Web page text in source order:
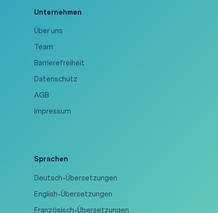
Unternehmen
Über uns
Team
Barrierefreiheit
Datenschutz
AGB
Impressum
Sprachen
Deutsch-Übersetzungen
English-Übersetzungen
Französisch-Übersetzungen